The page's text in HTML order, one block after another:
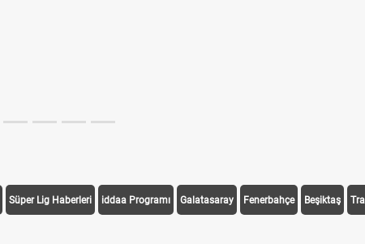
Süper Lig Haberleri iddaa Programı Galatasaray Fenerbahçe Beşiktaş